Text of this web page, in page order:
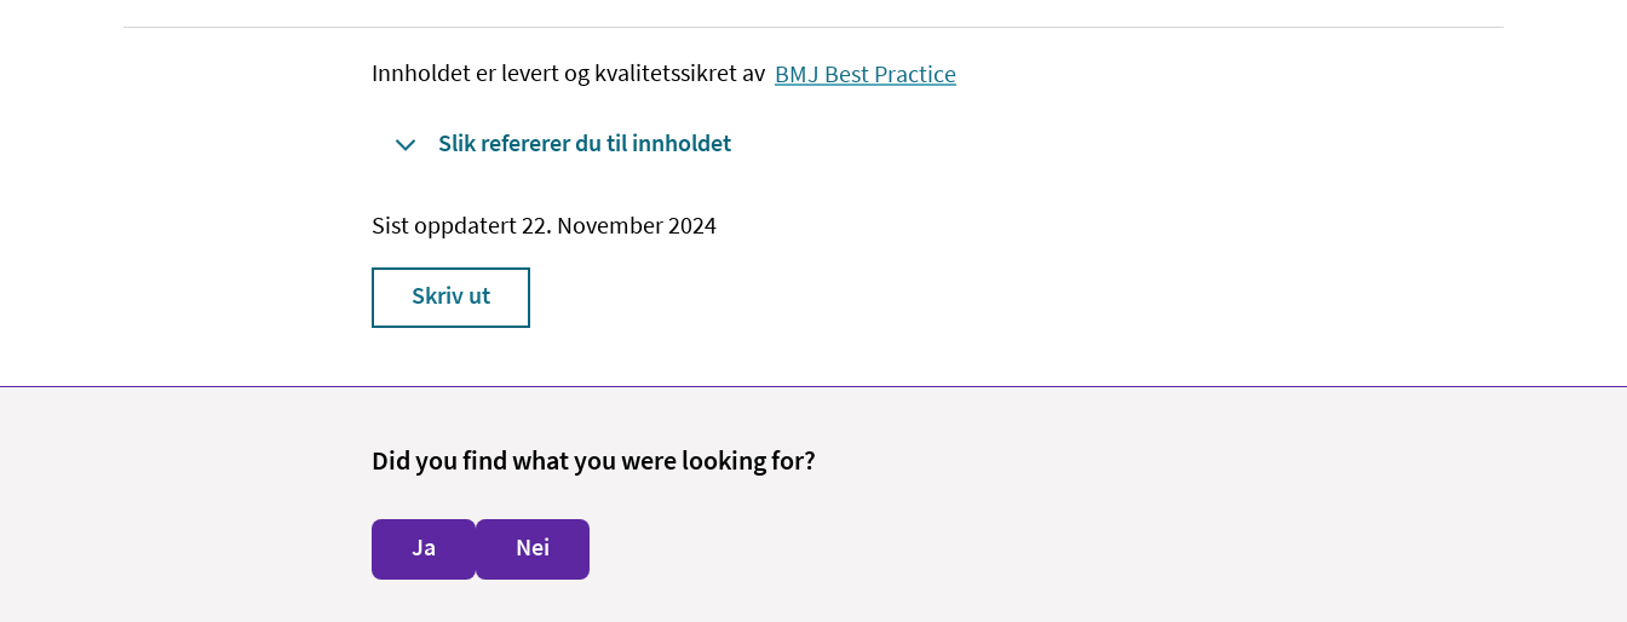
Innholdet er levert og kvalitetssikret av BMJ Best Practice
Slik refererer du til innholdet
Sist oppdatert 22. November 2024
Skriv ut
Did you find what you were looking for?
Ja Nei